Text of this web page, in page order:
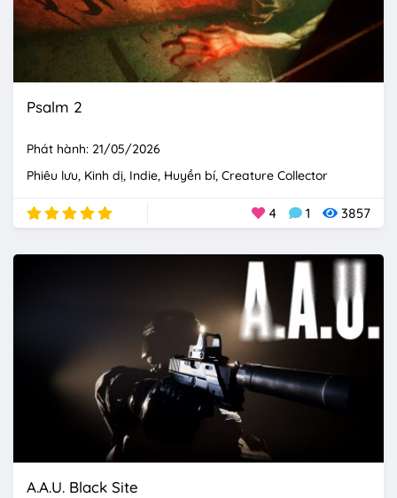
Psalm 2
Phát hành: 21/05/2026
Phiêu lưu Kinh dị Indie Huyền bí Creature Collector
4 1 3857
A.A.U. Black Site